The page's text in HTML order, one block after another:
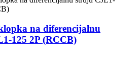
na diferencijalnu
125 2P (RCCB)